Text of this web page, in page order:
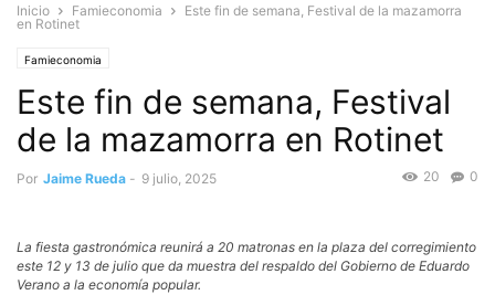
Inicio Famieconomia
Este fin de semana, Festival de la mazamorra
en Rotinet
Famieconomia
Este fin de semana, Festival
de la mazamorra en Rotinet
Por Jaime Rueda - 9 julio, 2025 0
20
La fiesta gastronómica reunirá a 20 matronas en la plaza del corregimiento
este 12 y 13 de julio que da muestra del respaldo del Gobierno de Eduardo
Verano a la economía popular.